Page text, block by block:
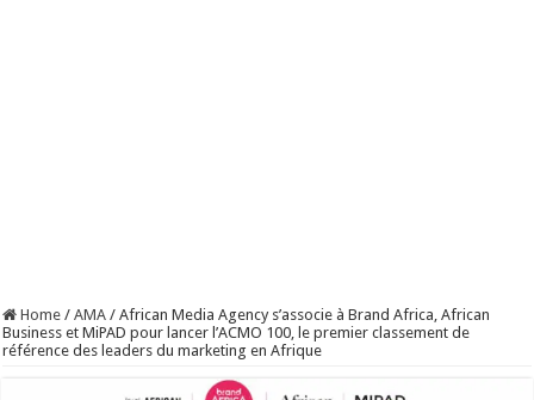
Home / AMA / African Media Agency s’associe à Brand Africa, African
Business et MiPAD pour lancer l’ACMO 100, le premier classement de
référence des leaders du marketing en Afrique